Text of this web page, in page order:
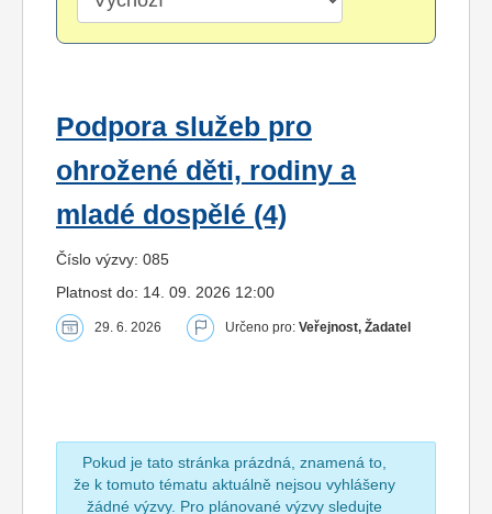
Podpora služeb pro
ohrožené děti, rodiny a
mladé dospělé (4)
Číslo výzvy: 085
Platnost do: 14. 09. 2026 12:00
29. 6. 2026 Určeno pro: Veřejnost, Žadatel
Pokud je tato stránka prázdná, znamená to,
že k tomuto tématu aktuálně nejsou vyhlášeny
žádné výzvy. Pro plánované výzvy sledujte